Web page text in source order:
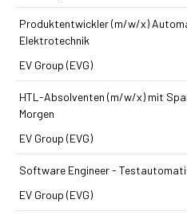
Produkt­entwickler (m/w/x)
Elektrotechnik
EV Group (EVG)
HTL-Absolventen (m/w/x) mit
Morgen
EV Group (EVG)
Software Engineer -
EV Group (EVG)